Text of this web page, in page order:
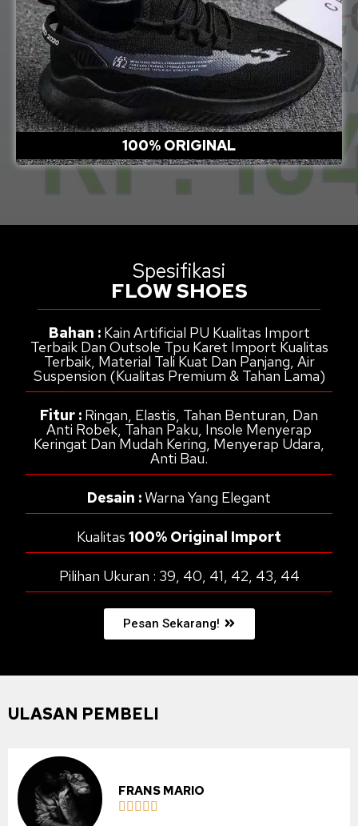
100% ORIGINAL
Spesifikasi
FLOW SHOES
Bahan : Kain Artificial PU Kualitas Import
Terbaik Dan Outsole Tpu Karet Import Kualitas
Terbaik, Material Tali Kuat Dan Panjang, Air
Suspension (Kualitas Premium & Tahan Lama)
Fitur : Ringan, Elastis, Tahan Benturan, Dan
Anti Robek, Tahan Paku, Insole Menyerap
Keringat Dan Mudah Kering, Menyerap Udara,
Anti Bau.
Desain :Warna Yang Elegant
Kualitas 100% Original Import
Pilihan Ukuran : 39, 40, 41, 42, 43, 44
Pesan Sekarang!
ULASAN PEMBELI
FRANS MARIO
    